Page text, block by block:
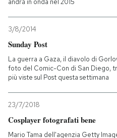
3/8/2014
Sunday Post
La guerra a Gaza, il diavolo di
foto del Comic-Con di San Diego,
più viste sul Post questa settimana
23/7/2018
Cosplayer fotografati bene
Mario Tama dell'agenzia Getty